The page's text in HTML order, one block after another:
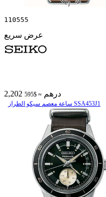
110555
عرض سريع
2,202 درهم ≈ $595
ساعة معصم سیکو الطراز SSA453J1